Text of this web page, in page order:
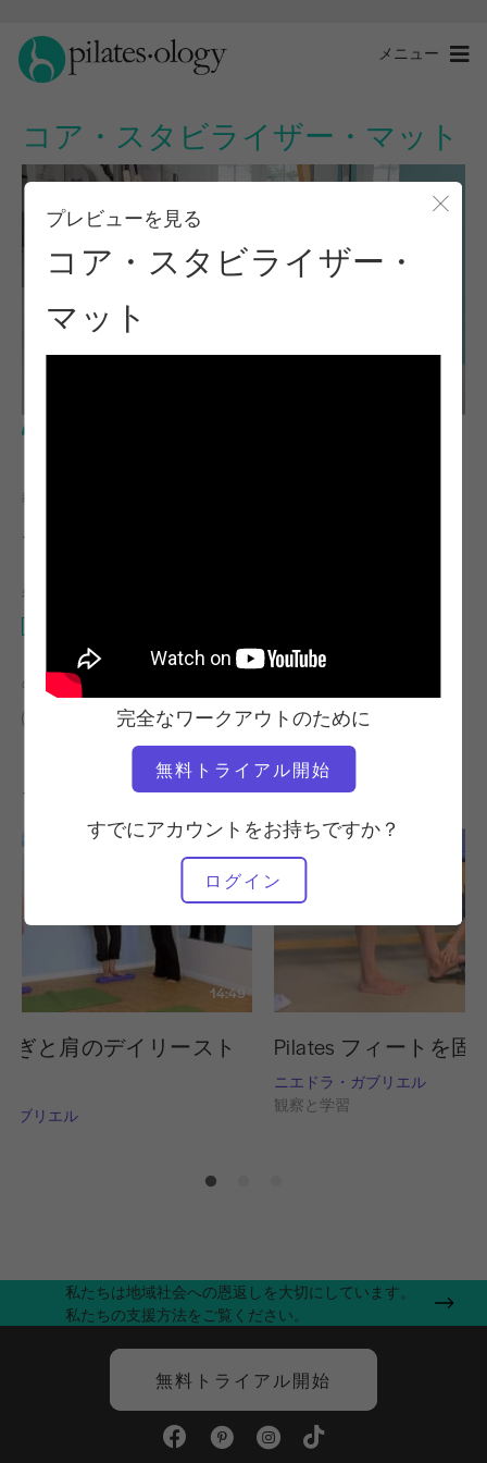
メニュー
コア・スタビライザー・マット
プレビューを見る
コア・スタビライザー・
マット
完全なワークアウトのために
無料トライアル開始
すでにアカウントをお持ちですか？
ログイン
教師
ニエドラ・ガブリエル
必要な機材
の類似クラスを検索
40～50分 マット
その他のワークアウト
14:49
ぎと肩のデイリースト
ブリエル
Pilates フィートを固
ニエドラ・ガブリエル
観察と学習
私たちは地域社会への恩返しを大切にしています。
私たちの支援方法をご覧ください。
無料トライアル開始